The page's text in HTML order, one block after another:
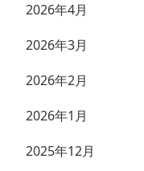
2026年4月
2026年3月
2026年2月
2026年1月
2025年12月